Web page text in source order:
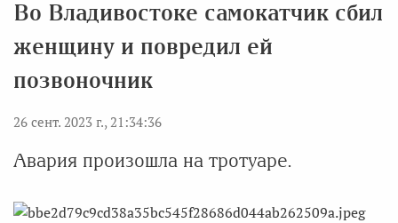
Во Владивостоке самокатчик сбил
женщину и повредил ей
позвоночник
26 сент. 2023 г., 21:34:36
Авария произошла на тротуаре.